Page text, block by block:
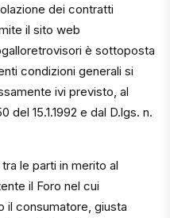
dei contratti
il sito web
è sottoposta
condizioni generali si
ivi previsto, al
15.1.1992 e dal D.lgs. n.
le parti in merito al
il Foro nel cui
il consumatore, giusta